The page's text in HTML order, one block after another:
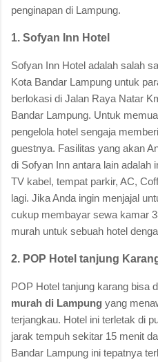
penginapan di Lampung.
1. Sofyan Inn Hotel
Sofyan Inn Hotel adalah salah
Kota Bandar Lampung untuk
berlokasi di Jalan Raya Natar
Bandar Lampung. Untuk
pengelola hotel sengaja
guestnya. Fasilitas yang akan
di Sofyan Inn antara lain adalah
TV kabel, tempat parkir, AC,
lagi. Jika Anda ingin menjajal
cukup membayar sewa kamar
murah untuk sebuah hotel
2. POP Hotel tanjung
POP Hotel tanjung karang bisa
murah di Lampung yang
terjangkau. Hotel ini terletak di
jarak tempuh sekitar 15 menit
Bandar Lampung ini tepatnya